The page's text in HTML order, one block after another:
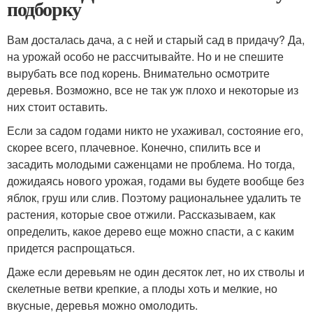
подборку
Вам досталась дача, а с ней и старый сад в придачу? Да,
на урожай особо не рассчитывайте. Но и не спешите
вырубать все под корень. Внимательно осмотрите
деревья. Возможно, все не так уж плохо и некоторые из
них стоит оставить.
Если за садом годами никто не ухаживал, состояние его,
скорее всего, плачевное. Конечно, спилить все и
засадить молодыми саженцами не проблема. Но тогда,
дожидаясь нового урожая, годами вы будете вообще без
яблок, груш или слив. Поэтому рациональнее удалить те
растения, которые свое отжили. Рассказываем, как
определить, какое дерево еще можно спасти, а с каким
придется распрощаться.
Даже если деревьям не один десяток лет, но их стволы и
скелетные ветви крепкие, а плоды хоть и мелкие, но
вкусные, деревья можно омолодить.